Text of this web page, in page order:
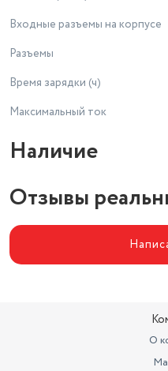
Входные разъемы на корпусе
Разъемы
Время зарядки (ч)
Максимальный ток
Наличие
Отзывы
О